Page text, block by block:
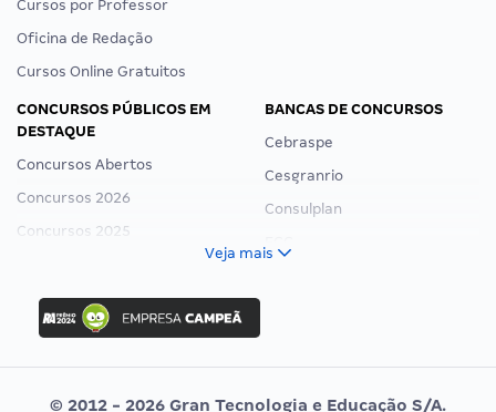
Cursos por Professor
Oficina de Redação
Cursos Online Gratuitos
CONCURSOS PÚBLICOS EM
DESTAQUE
Concursos Abertos
Concursos 2026
Concursos 2025
Concurso Ibama
Concurso MPU
Editais publicados
BANCAS DE CONCURSOS
Cebraspe
Cesgranrio
Consulplan
Vunesp
Veja mais
© 2012 - 2026 Gran Tecnologia e Educação S/A.